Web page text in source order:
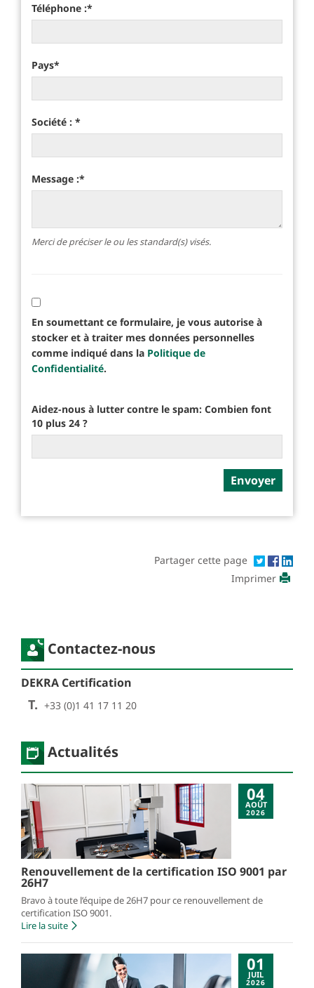
Téléphone :*
Pays*
Société : *
Message :*
Merci de préciser le ou les standard(s) visés.
En soumettant ce formulaire, je vous autorise à
stocker et à traiter mes données personnelles
comme indiqué dans la Politique de
Confidentialité.
Aidez-nous à lutter contre le spam: Combien font
10 plus 24 ?
Partager cette page
Imprimer
Contactez-nous
DEKRA Certification
T. +33 (0)1 41 17 11 20
Actualités
04
AOÛT
2026
Renouvellement de la certification ISO 9001 par
26H7
Bravo à toute l’équipe de 26H7 pour ce renouvellement de
certification ISO 9001.
Lire la suite
01
JUIL
2026